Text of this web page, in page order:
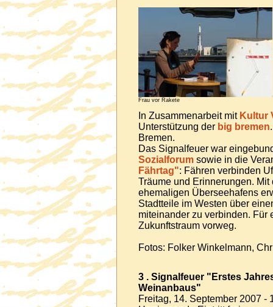
Frau vor Rakete
In Zusammenarbeit mit Kultur
Unterstützung der big bremen
Bremen.
Das Signalfeuer war
Sozialforum sowie in die
Fährtag": Fähren verbinden
Träume und Erinnerungen.
ehemaligen Überseehafens
Stadtteile im Westen über
miteinander zu verbinden. Für
Zukunftstraum vorweg.
Fotos: Folker Winkelmann,
3 . Signalfeuer "Erstes
Weinanbaus"
Freitag, 14. September 2007 -